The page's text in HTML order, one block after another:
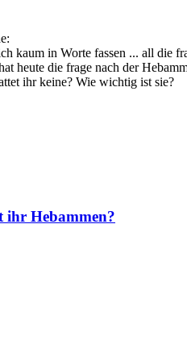
kaum in Worte fassen ... all die
heute die frage nach der
ihr keine? Wie wichtig ist sie?
ihr Hebammen?